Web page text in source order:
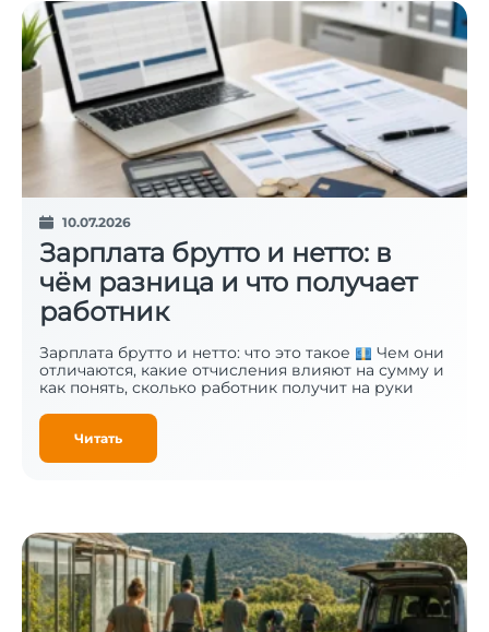
10.07.2026
Зарплата брутто и нетто: в
чём разница и что получает
работник
Зарплата брутто и нетто: что это такое
Чем они
отличаются, какие отчисления влияют на сумму и
как понять, сколько работник получит на руки
Читать